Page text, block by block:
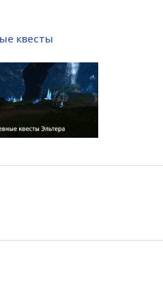
квесты